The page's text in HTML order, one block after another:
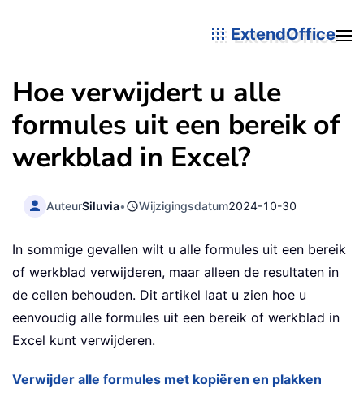
ExtendOffice
Hoe verwijdert u alle
formules uit een bereik of
werkblad in Excel?
AuteurSiluvia• Wijzigingsdatum2024-10-30
In sommige gevallen wilt u alle formules uit een bereik
of werkblad verwijderen, maar alleen de resultaten in
de cellen behouden. Dit artikel laat u zien hoe u
eenvoudig alle formules uit een bereik of werkblad in
Excel kunt verwijderen.
Verwijder alle formules met kopiëren en plakken